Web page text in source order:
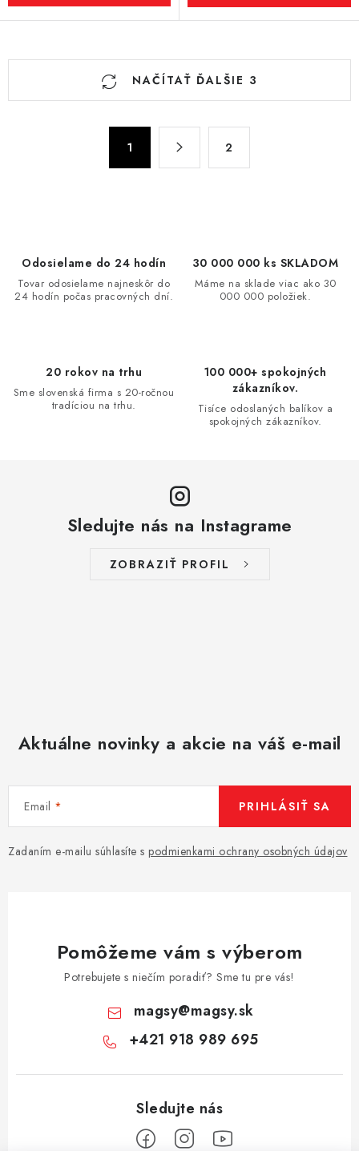
O
v
p
NAČÍTAŤ ĎALŠIE 3
a
1 2
Odosielame do 24 hodín
Tovar odosielame najneskôr do
24 hodín počas pracovných dní.
30 000 000 ks SKLADOM
Máme na sklade viac ako 30
000 000 položiek.
20 rokov na trhu
Sme slovenská firma s 20-ročnou
tradíciou na trhu.
100 000+ spokojných
zákazníkov.
Tisíce odoslaných balíkov a
spokojných zákazníkov.
Sledujte nás na Instagrame
ZOBRAZIŤ PROFIL
Aktuálne novinky a akcie na váš e-mail
Email
Zadaním e-mailu súhlasíte s podmienkami ochrany osobných údajov
PRIHLÁSIŤ SA
Pomôžeme vám s výberom
Potrebujete s niečím poradiť? Sme tu pre vás!
magsy@magsy.sk
+421 918 989 695